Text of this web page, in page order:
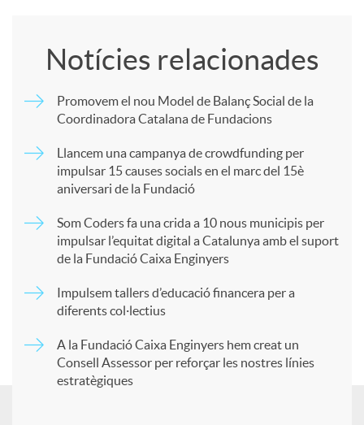
t
Notícies relacionades
Promovem el nou Model de Balanç Social de la
Coordinadora Catalana de Fundacions
Llancem una campanya de crowdfunding per
impulsar 15 causes socials en el marc del 15è
aniversari de la Fundació
Som Coders fa una crida a 10 nous municipis per
impulsar l’equitat digital a Catalunya amb el suport
de la Fundació Caixa Enginyers
Impulsem tallers d’educació financera per a
diferents col·lectius
A la Fundació Caixa Enginyers hem creat un
Consell Assessor per reforçar les nostres línies
estratègiques